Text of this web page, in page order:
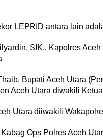
LEPRID antara lain
SIK., Kapolres Aceh
Bupati Aceh Utara
Aceh Utara diwakili
Utara diiwakili
Ops Polres Aceh